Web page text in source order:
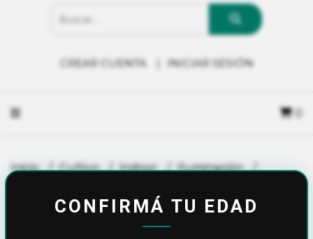
CREAR CUENTA INICIAR SESIÓN
Inicio Cultivo Indoor
Iluminación
No se han encontrado productos
CONFIRMÁ TU EDAD